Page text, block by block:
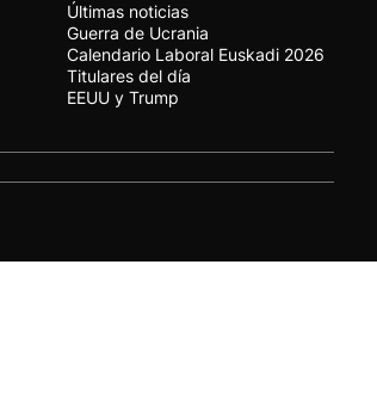
Últimas noticias
Guerra de Ucrania
Calendario Laboral Euskadi 2026
Titulares del día
EEUU y Trump